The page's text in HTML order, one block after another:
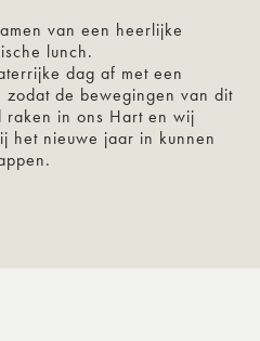
van een heerlijke
lunch.
dag af met een
zodat de bewegingen van dit
in ons Hart en wij
het nieuwe jaar in kunnen